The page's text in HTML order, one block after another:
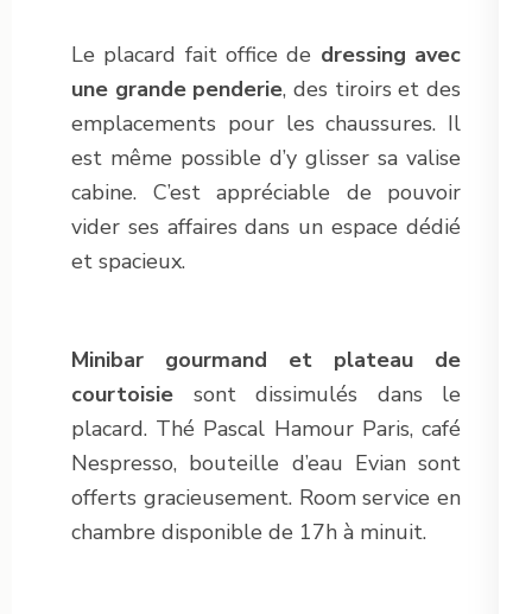
Le placard fait office de dressing avec
une grande penderie, des tiroirs et des
emplacements pour les chaussures. Il
est même possible d’y glisser sa valise
cabine. C’est appréciable de pouvoir
vider ses affaires dans un espace dédié
et spacieux.
Minibar gourmand
et plateau de
courtoisie sont dissimulés dans le
placard. Thé Pascal Hamour Paris, café
Nespresso, bouteille d’eau Evian sont
offerts gracieusement. Room service en
chambre disponible de 17h à minuit.